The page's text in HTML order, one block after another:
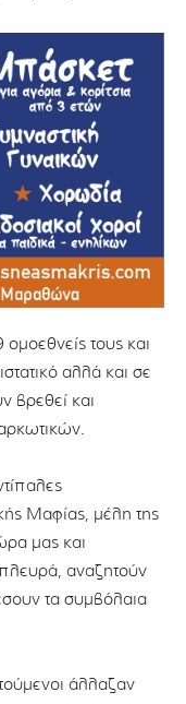
τους και
αλλά και σε
βρεθεί και
Μαφίας, μέλη της
μας και
πλευρά, αναζητούν
τα συμβόλαια
άλλαζαν